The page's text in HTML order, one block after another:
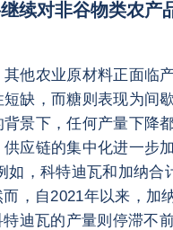
续对非谷物类农产
其他农业原材料正面
缺，而糖则表现为间
景下，任何产量下降
应链的集中化进一步
如，科特迪瓦和加纳合
，自2021年以来，加
迪瓦的产量则停滞不